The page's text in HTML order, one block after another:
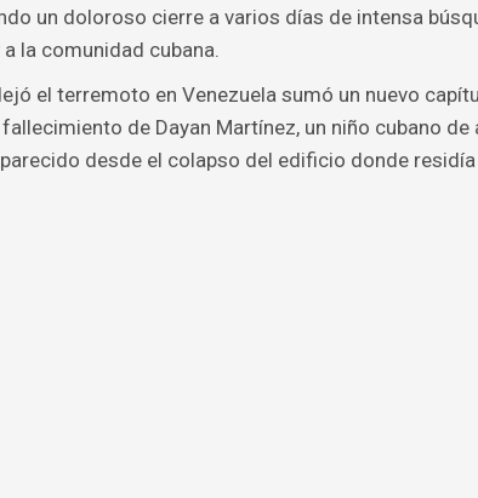
un doloroso cierre a varios días de intensa
la comunidad cubana.
el terremoto en Venezuela sumó un nuevo
de Dayan Martínez, un niño cubano de
desde el colapso del edificio donde